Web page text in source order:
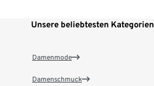
Unsere beliebtesten Kategorien
Damenmode
Damenschmuck